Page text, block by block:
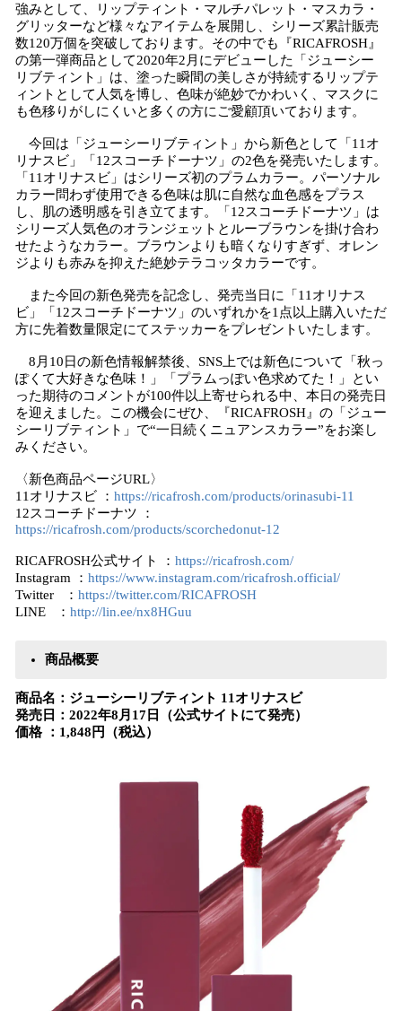
強みとして、リップティント・マルチパレット・マスカラ・
グリッターなど様々なアイテムを展開し、シリーズ累計販売
数120万個を突破しております。その中でも『RICAFROSH』
の第一弾商品として2020年2月にデビューした「ジューシー
リブティント」は、塗った瞬間の美しさが持続するリップテ
ィントとして人気を博し、色味が絶妙でかわいく、マスクに
も色移りがしにくいと多くの方にご愛顧頂いております。
今回は「ジューシーリブティント」から新色として「11オ
リナスビ」「12スコーチドーナツ」の2色を発売いたします。
「11オリナスビ」はシリーズ初のプラムカラー。パーソナル
カラー問わず使用できる色味は肌に自然な血色感をプラス
し、肌の透明感を引き立てます。「12スコーチドーナツ」は
シリーズ人気色のオランジェットとルーブラウンを掛け合わ
せたようなカラー。ブラウンよりも暗くなりすぎず、オレン
ジよりも赤みを抑えた絶妙テラコッタカラーです。
また今回の新色発売を記念し、発売当日に「11オリナス
ビ」「12スコーチドーナツ」のいずれかを1点以上購入いただ
方に先着数量限定にてステッカーをプレゼントいたします。
8月10日の新色情報解禁後、SNS上では新色について「秋っ
ぽくて大好きな色味！」「プラムっぽい色求めてた！」とい
った期待のコメントが100件以上寄せられる中、本日の発売日
を迎えました。この機会にぜひ、『RICAFROSH』の「ジュー
シーリブティント」で“一日続くニュアンスカラー”をお楽し
みください。
〈新色商品ページURL〉
11オリナスビ ： https://ricafrosh.com/products/orinasubi-11
12スコーチドーナツ ：
https://ricafrosh.com/products/scorchedonut-12
RICAFROSH公式サイト ： https://ricafrosh.com/
Instagram ： https://www.instagram.com/ricafrosh.official/
Twitter ： https://twitter.com/RICAFROSH
LINE ： http://lin.ee/nx8HGuu
商品概要
商品名：ジューシーリブティント 11オリナスビ
発売日：2022年8月17日（公式サイトにて発売）
価格 ：1,848円（税込）